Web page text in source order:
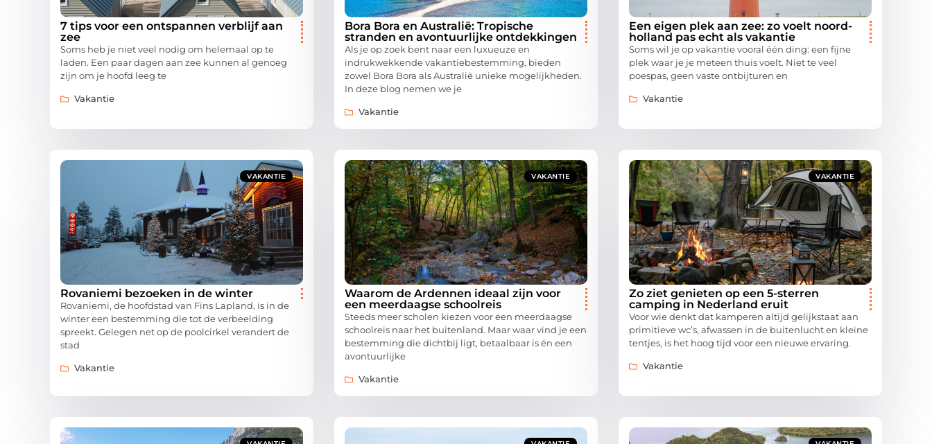
7 tips voor een ontspannen verblijf aan
zee
Soms heb je niet veel nodig om helemaal op te
laden. Een paar dagen aan zee kunnen al genoeg
zijn om je hoofd leeg te
Vakantie
Bora Bora en Australië: Tropische
stranden en avontuurlijke ontdekkingen
Als je op zoek bent naar een luxueuze en
indrukwekkende vakantiebestemming, bieden
zowel Bora Bora als Australië unieke mogelijkheden.
In deze blog nemen we je
Vakantie
Een eigen plek aan zee: zo voelt noord-
holland pas echt als vakantie
Soms wil je op vakantie vooral één ding: een fijne
plek waar je je meteen thuis voelt. Niet te veel
poespas, geen vaste ontbijturen en
Vakantie
VAKANTIE
Rovaniemi bezoeken in de winter
Rovaniemi, de hoofdstad van Fins Lapland, is in de
winter een bestemming die tot de verbeelding
spreekt. Gelegen net op de poolcirkel verandert de
stad
Vakantie
VAKANTIE
Waarom de Ardennen ideaal zijn voor
een meerdaagse schoolreis
Steeds meer scholen kiezen voor een meerdaagse
schoolreis naar het buitenland. Maar waar vind je een
bestemming die dichtbij ligt, betaalbaar is én een
avontuurlijke
Vakantie
VAKANTIE
Zo ziet genieten op een 5-sterren
camping in Nederland eruit
Voor wie denkt dat kamperen altijd gelijkstaat aan
primitieve wc’s, afwassen in de buitenlucht en kleine
tentjes, is het hoog tijd voor een nieuwe ervaring.
Vakantie